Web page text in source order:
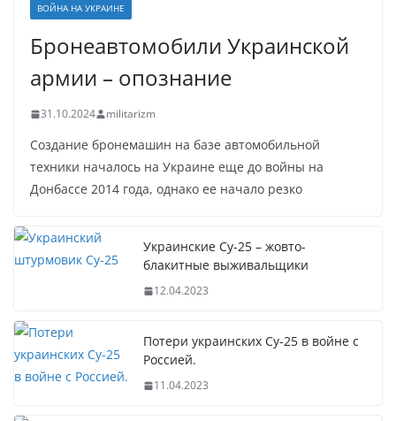
ВОЙНА НА УКРАИНЕ
Бронеавтомобили Украинской
армии – опознание
31.10.2024 militarizm
Создание бронемашин на базе автомобильной
техники началось на Украине еще до войны на
Донбассе 2014 года, однако ее начало резко
Украинские Су-25 – жовто-
блакитные выживальщики
12.04.2023
Потери украинских Су-25 в войне с
Россией.
11.04.2023